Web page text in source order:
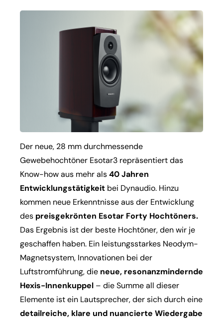
Der neue, 28 mm durchmessende
Gewebehochtöner Esotar3 repräsentiert das
Know-how aus mehr als40 Jahren
Entwicklungstätigkeit bei Dynaudio. Hinzu
kommen neue Erkenntnisse aus der Entwicklung
des preisgekrönten Esotar Forty Hochtöners.
Das Ergebnis ist der beste Hochtöner, den wir je
geschaffen haben. Ein leistungsstarkes Neodym-
Magnetsystem, Innovationen bei der
Luftstromführung, die neue, resonanzmindernde
Hexis-Innenkuppel – die Summe all dieser
Elemente ist ein Lautsprecher, der sich durch eine
detailreiche, klare und nuancierte Wiedergabe